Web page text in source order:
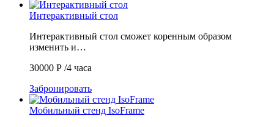
Интерактивный стол
Интерактивный стол сможет коренным образом
изменить и…
30000 Р /4 часа
Забронировать
Мобильный стенд IsoFrame